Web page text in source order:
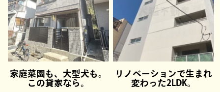
家庭菜園も、大型犬も。
この貸家なら。
リノベーションで生まれ
変わった2LDK。